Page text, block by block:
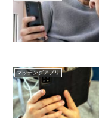
マッチングアプリ